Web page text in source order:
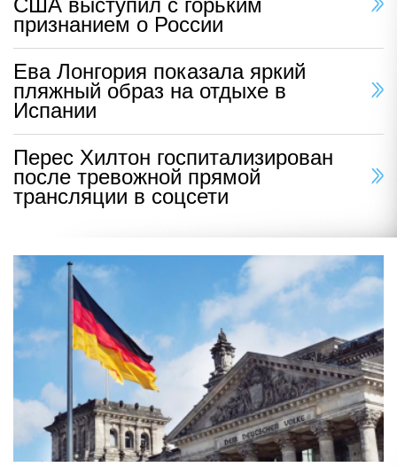
признанием о России
Ева Лонгория показала яркий
пляжный образ на отдыхе в
Испании
Перес Хилтон госпитализирован
после тревожной прямой
трансляции в соцсети